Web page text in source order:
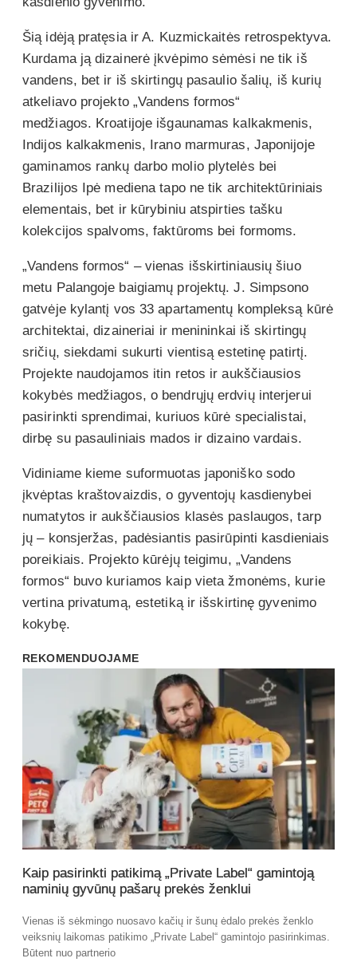
Šią idėją pratęsia ir A. Kuzmickaitės retrospektyva.
Kurdama ją dizainerė įkvėpimo sėmėsi ne tik iš
vandens, bet ir iš skirtingų pasaulio šalių, iš kurių
atkeliavo projekto „Vandens formos“
medžiagos. Kroatijoje išgaunamas kalkakmenis,
Indijos kalkakmenis, Irano marmuras, Japonijoje
gaminamos rankų darbo molio plytelės bei
Brazilijos Ipė mediena tapo ne tik architektūriniais
elementais, bet ir kūrybiniu atspirties tašku
kolekcijos spalvoms, faktūroms bei formoms.
„Vandens formos“ – vienas išskirtiniausių šiuo
metu Palangoje baigiamų projektų. J. Simpsono
gatvėje kylantį vos 33 apartamentų kompleksą kūrė
architektai, dizaineriai ir menininkai iš skirtingų
sričių, siekdami sukurti vientisą estetinę patirtį.
Projekte naudojamos itin retos ir aukščiausios
kokybės medžiagos, o bendrųjų erdvių interjerui
pasirinkti sprendimai, kuriuos kūrė specialistai,
dirbę su pasauliniais mados ir dizaino vardais.
Vidiniame kieme suformuotas japoniško sodo
įkvėptas kraštovaizdis, o gyventojų kasdienybei
numatytos ir aukščiausios klasės paslaugos, tarp
jų – konsjeržas, padėsiantis pasirūpinti kasdieniais
poreikiais. Projekto kūrėjų teigimu, „Vandens
formos“ buvo kuriamos kaip vieta žmonėms, kurie
vertina privatumą, estetiką ir išskirtinę gyvenimo
kokybę.
REKOMENDUOJAME
Kaip pasirinkti patikimą „Private Label“ gamintoją
naminių gyvūnų pašarų prekės ženklui
Vienas iš sėkmingo nuosavo kačių ir šunų ėdalo prekės ženklo
veiksnių laikomas patikimo „Private Label“ gamintojo pasirinkimas.
Būtent nuo partnerio